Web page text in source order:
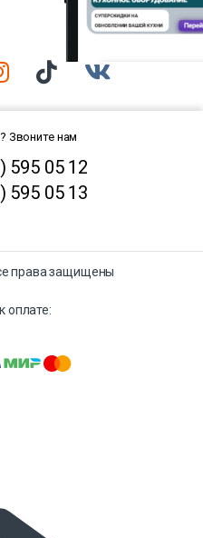
Звоните нам
595 05 12
595 05 13
права защищены
оплате: